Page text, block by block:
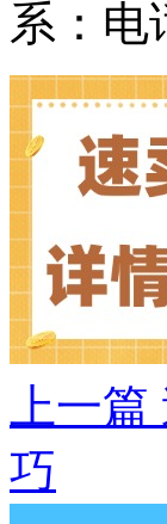
系： 电
上一篇
巧